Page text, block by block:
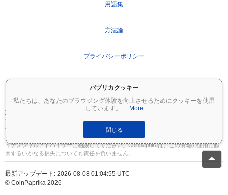
パプリカクッキー
私たちは、あなたのブラウジング体験を向上させるためにクッキーを使用
しています。
... More
閉じる
用語集
方法論
プライバシーポリシー
重要な免責事項：
暗号資産は非常にボラティリティが高く、重大なリスクを伴いま
す。投資額の一部または全額を失う可能性があります。Coinpaprikaのすべての情報は
情報提供のみを目的としており、財務または投資のアドバイスを構成するものではあ
りません。投資判断を行う前に、必ずご自身で調査（DYOR）を行い、資格のあるファ
イナンシャルアドバイザーに相談してください。Coinpaprikaは、この情報の使用に起
因するいかなる損失についても責任を負いません。
最新アップデート: 2026-08-08 01:04:55 UTC
© CoinPaprika 2026